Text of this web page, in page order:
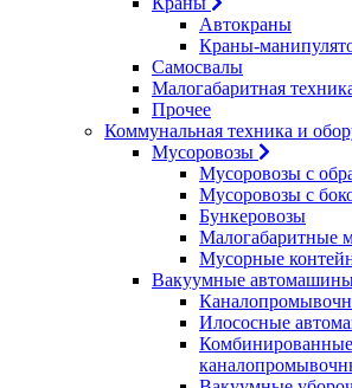
Автокраны
Краны-
Самосвалы
Малогабаритная
Прочее
Коммунальная техника и
Мусоровозы
Мусоровозы с
Мусоровозы с
Бункеровозы
Малогабаритные
Мусорные
Вакуумные
Илососные
Комбинированные